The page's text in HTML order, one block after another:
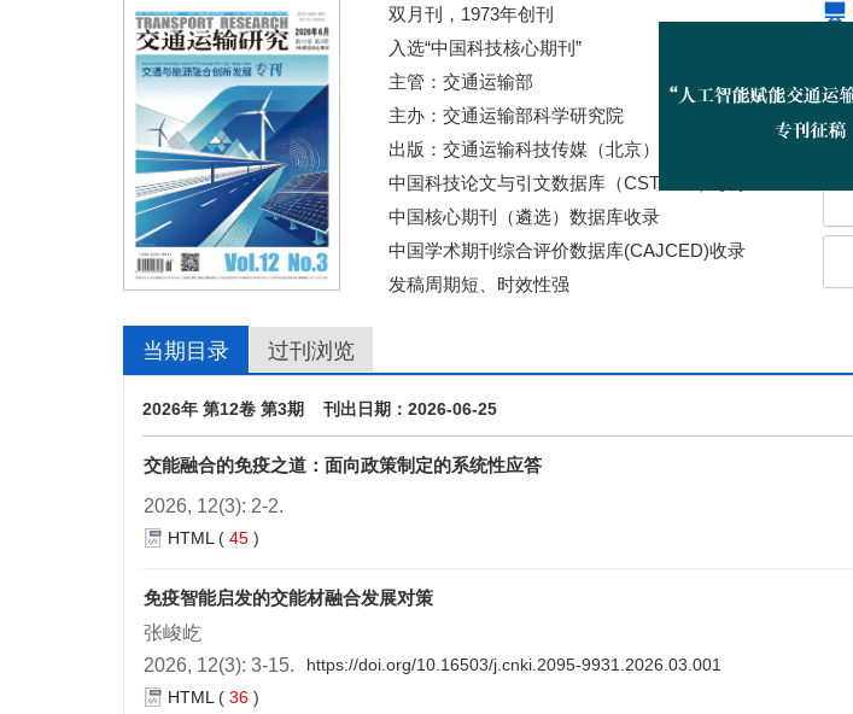
双月刊，1973年创刊
入选“中国科技核心期刊”
主管：交通运输部
主办：交通运输部科学研究院
出版：交通运输科技传媒（北京）有限公司
中国科技论文与引文数据库（CSTPSD）收录
中国核心期刊（遴选）数据库收录
中国学术期刊综合评价数据库(CAJCED)收录
发稿周期短、时效性强
当期目录 过刊浏览
2026年 第12卷 第3期 刊出日期：2026-06-25
交能融合的免疫之道：面向政策制定的系统性应答
2026, 12(3): 2-2.
HTML ( 45 )
免疫智能启发的交能材融合发展对策
张峻屹
2026, 12(3): 3-15.
https://doi.org/10.16503/j.cnki.2095-9931.2026.03.001
HTML ( 36 )